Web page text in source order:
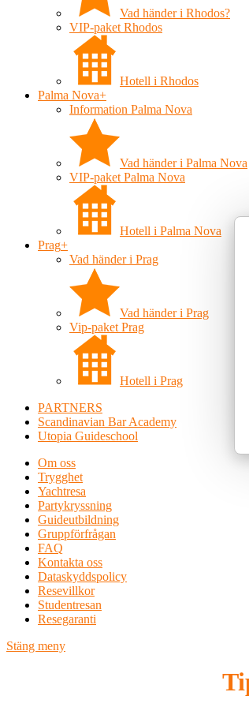
Vad händer i Rhodos?
VIP-paket Rhodos
Hotell i Rhodos
Palma Nova+
Information Palma Nova
Vad händer i Palma Nova
VIP-paket Palma Nova
Hotell i Palma Nova
Prag+
Vad händer i Prag
Vad händer i Prag
Vip-paket Prag
Hotell i Prag
PARTNERS
Scandinavian Bar Academy
Utopia Guideschool
Om oss
Trygghet
Yachtresa
Partykryssning
Guideutbildning
Gruppförfrågan
FAQ
Kontakta oss
Dataskyddspolicy
Resevillkor
Studentresan
Resegaranti
Stäng meny